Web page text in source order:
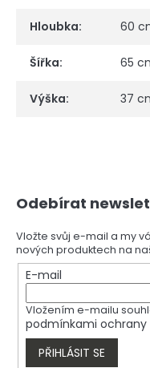
Hloubka: 60
Šířka: 65
Výška: 37
Odebírat
Vložte svůj e-mail a my
nových produktech na
E-mail
Vložením e-mailu
podmínkami ochrany
PŘIHLÁSIT SE